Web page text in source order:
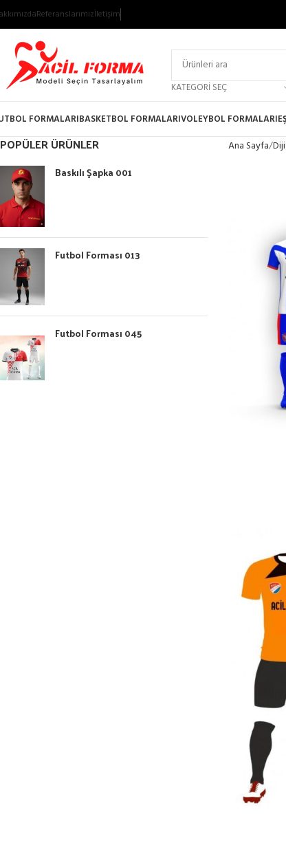
Referanslarımızİletişim
KATEGORI SEÇ
FORMALARIBASKETBOL FORMALARIVOLEYBOL FORMALARI
POPÜLER ÜRÜNLER
Baskılı Şapka 001
Futbol Forması 013
Futbol Forması 045
Ana Sayfa